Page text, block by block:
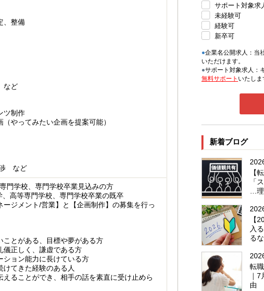
、整備
など
ツ制作
（やってみたい企画を提案可能）
渉 など
門学校、専門学校卒業見込みの方
高等専門学校、専門学校卒業の既卒
ジメント/営業】と【企画制作】の募集を行っ
ことがある、目標や夢がある方
儀正しく、謙虚である方
ション能力に長けている方
けてきた経験のある人
えることができ、相手の話を素直に受け止めら
サポート対象求
未経験可
経験可
新卒可
●企業名公開求人：当
いただけます。
●サポート対象求人：
無料サポート いたしま
新着ブログ
【
「
…理
【
入
る
転
｜
由